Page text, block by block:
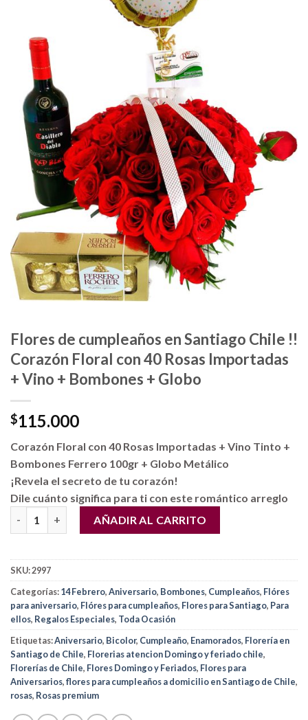
Flores de cumpleaños en Santiago Chile !!
Corazón Floral con 40 Rosas Importadas
+ Vino + Bombones + Globo
$115.000
Corazón Floral con 40 Rosas Importadas + Vino Tinto +
Bombones Ferrero 100gr + Globo Metálico
¡Revela el secreto de tu corazón!
Dile cuánto significa para ti con este romántico arreglo
Flores de cumpleaños en Santiago Chile !! Corazón Floral con
AÑADIR AL CARRITO
SKU:2997
Categorías:14 Febrero,Aniversario, Bombones, Cumpleaños, Flóres
para aniversario, Flóres para cumpleaños, Flores para Santiago, Para
ellos, Regalos Especiales, Toda Ocasión
Etiquetas:Aniversario, Bicolor, Cumpleaño, Enamorados, Florería en
Santiago de Chile, Florerias atencion Domingo y feriado chile,
Florerías de Chile, Flores Domingo y Feriados, Flores para
Aniversarios,flores para cumpleaños a domicilio en Santiago de Chile,
rosas, Rosas premium